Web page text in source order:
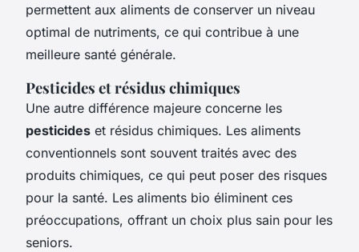
permettent aux aliments de conserver un niveau
optimal de nutriments, ce qui contribue à une
meilleure santé générale.
Pesticides et résidus chimiques
Une autre différence majeure concerne les
pesticides et résidus chimiques. Les aliments
conventionnels sont souvent traités avec des
produits chimiques, ce qui peut poser des risques
pour la santé. Les aliments bio éliminent ces
préoccupations, offrant un choix plus sain pour les
seniors.